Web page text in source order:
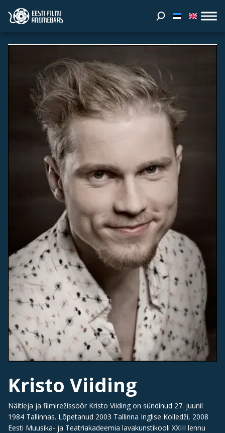
Kristo Viiding
Näitleja ja filmirežissöör Kristo Viiding on sündinud 27. juunil
1984 Tallinnas. Lõpetanud 2003 Tallinna Inglise Kolledži, 2008
Eesti Muusika- ja Teatriakadeemia lavakunstikooli XXIII lennu